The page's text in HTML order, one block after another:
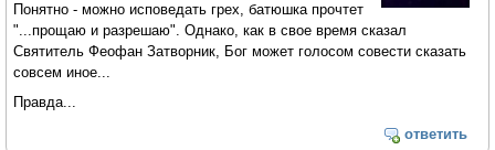
Понятно - можно исповедать грех, батюшка прочтет
"...прощаю и разрешаю". Однако, как в свое время сказал
Святитель Феофан Затворник, Бог может голосом совести сказать
совсем иное...
Правда...
ответить